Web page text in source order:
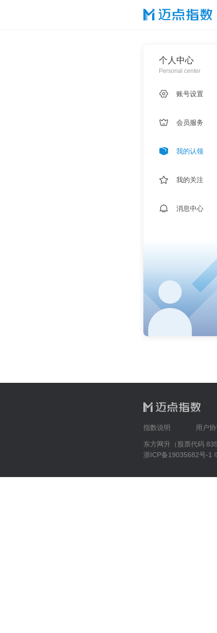
个人中心
Personal center
账号设置
会员服务
我的认领
我的关注
消息中心
指数说明 用户
东方网升（股票代码
浙ICP备19035682号-1